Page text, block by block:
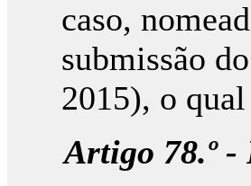
caso,
submissão
2015), o
Artigo 78.º -